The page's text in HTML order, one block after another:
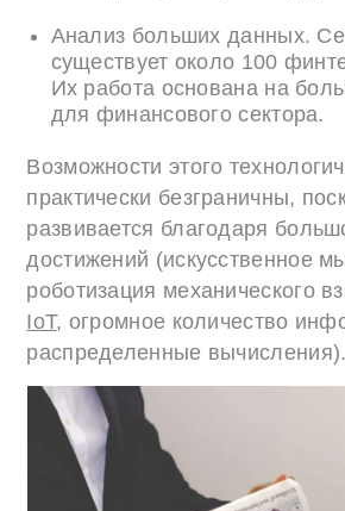
Анализ больших данных.
существует около 100
Их работа основана на
для финансового сектора.
Возможности этого
практически безграничны,
развивается благодаря
достижений (искусственное
роботизация механического
IoT, огромное количество
распределенные вычисления).